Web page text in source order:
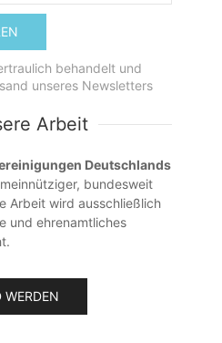
behandelt und
unseres Newsletters
Arbeit
Deutschlands
bundesweit
Arbeit wird ausschließlich
und ehrenamtliches
WERDEN